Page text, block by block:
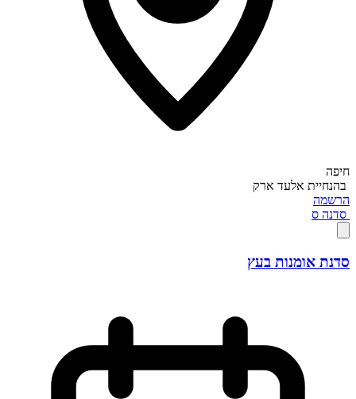
חיפה
בהנחיית אלעד ארק
הרשמה
סדנה ס
סדנת אומנות בעץ